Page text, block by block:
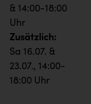
& 14:00-18:00
Uhr
Zusätzlich:
Sa 16.07. &
23.07., 14:00-
18:00 Uhr